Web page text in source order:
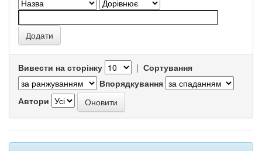
Вивести на сторінку | Сортування
Впорядкування
Автори